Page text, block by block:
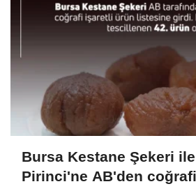
Bursa Kestane Şekeri
Pirinci'ne AB'den